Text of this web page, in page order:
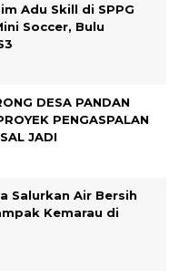
Adu Skill di SPPG
Soccer, Bulu
DESA PANDAN
PENGASPALAN
JADI
Salurkan Air Bersih
Kemarau di